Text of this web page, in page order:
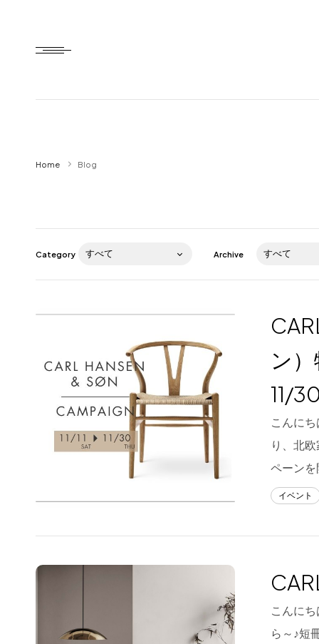
HTD style
Item
Brand
About us
for Business
Contact
Home Blog
Category Archive
ン
11/
こんに
り、北
ペーン
イベント
こんに
ら～♪短